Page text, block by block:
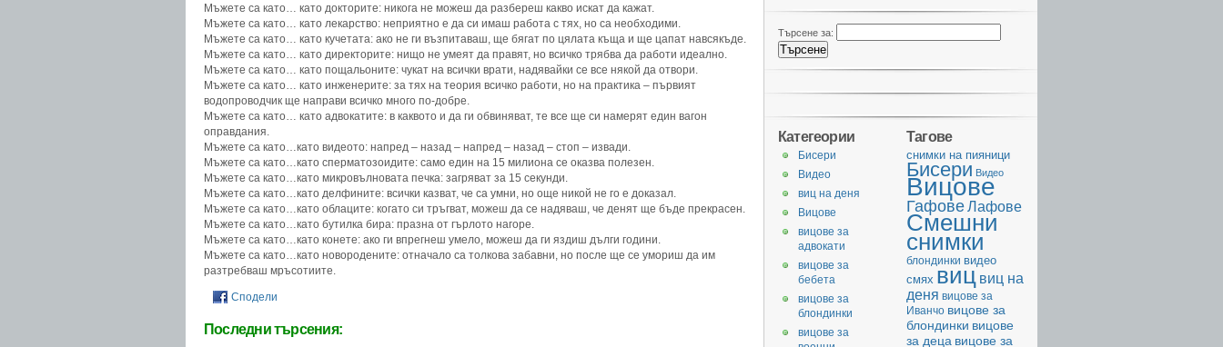
Мъжете са като… като докторите: никога не можеш да разбереш какво искат да кажат.
Мъжете са като… като лекарство: неприятно е да си имаш работа с тях, но са необходими.
Мъжете са като… като кучетата: ако не ги възпитаваш, ще бягат по цялата къща и ще цапат навсякъде.
Мъжете са като… като директорите: нищо не умеят да правят, но всичко трябва да работи идеално.
Мъжете са като… като пощальоните: чукат на всички врати, надявайки се все някой да отвори.
Мъжете са като… като инженерите: за тях на теория всичко работи, но на практика – първият
водопроводчик ще направи всичко много по-добре.
Мъжете са като… като адвокатите: в каквото и да ги обвиняват, те все ще си намерят един вагон
оправдания.
Мъжете са като…като видеото: напред – назад – напред – назад – стоп – извади.
Мъжете са като…като сперматозоидите: само един на 15 милиона се оказва полезен.
Мъжете са като…като микровълновата печка: загряват за 15 секунди.
Мъжете са като…като делфините: всички казват, че са умни, но още никой не го е доказал.
Мъжете са като…като облаците: когато си тръгват, можеш да се надяваш, че денят ще бъде прекрасен.
Мъжете са като…като бутилка бира: празна от гърлото нагоре.
Мъжете са като…като конете: ако ги впрегнеш умело, можеш да ги яздиш дълги години.
Мъжете са като…като новородените: отначало са толкова забавни, но после ще се умориш да им
разтребваш мръсотиите.
Сподели
Последни търсения:
Търсене за:
Тагове
cнимки на пияници
Бисери Видео
Вицове
ГафовеЛафове
Смешни
снимки
блондинки видео
смях виц виц на
деня вицове за
Иванчо вицове за
блондинки вицове
за деца вицове за
Категеории
Бисери
Видео
виц на деня
Вицове
вицове за
адвокати
вицове за
бебета
вицове за
блондинки
вицове за